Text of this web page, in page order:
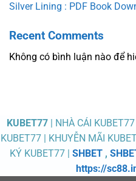
Silver Lining : PDF Book
Recent Comments
Không có bình luận nào để
KUBET77| NHÀ CÁI
KUBET77 | KHUYỄN MÃI
KÝ KUBET77 | SHBET,
https://